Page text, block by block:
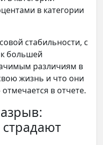
в категории
стабильности, с
большей
различиям в
жизнь и что они
в отчете.